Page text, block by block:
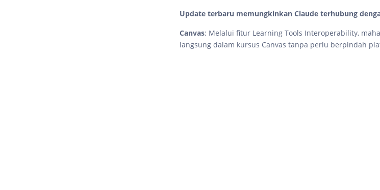
Update terbaru memungkinkan Claude terhubung
Canvas: Melalui fitur Learning Tools Interoperability,
langsung dalam kursus Canvas tanpa perlu berpindah